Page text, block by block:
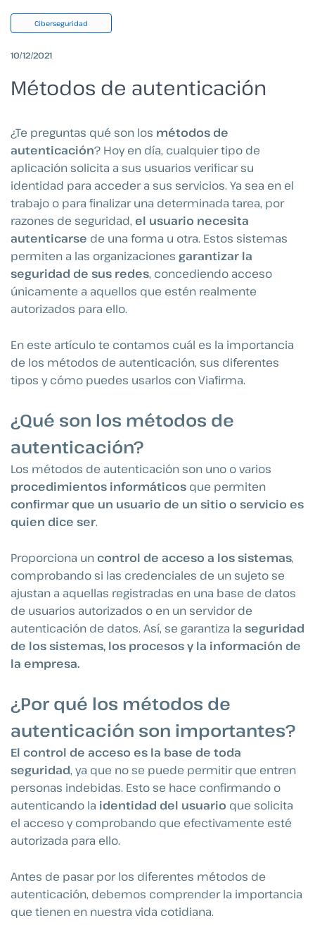
Ciberseguridad
10/12/2021
Métodos de autenticación
¿Te preguntas qué son los métodos de
autenticación? Hoy en día, cualquier tipo de
aplicación solicita a sus usuarios verificar su
identidad para acceder a sus servicios. Ya sea en el
trabajo o para finalizar una determinada tarea, por
razones de seguridad, el usuario necesita
autenticarse de una forma u otra. Estos sistemas
permiten a las organizaciones garantizar la
seguridad de sus redes, concediendo acceso
únicamente a aquellos que estén realmente
autorizados para ello.
En este artículo te contamos cuál es la importancia
de los métodos de autenticación, sus diferentes
tipos y cómo puedes usarlos con Viafirma.
¿Qué son los métodos de
autenticación?
Los métodos de autenticación son uno o varios
procedimientos informáticos que permiten
confirmar que un usuario de un sitio o servicio es
quien dice ser.
Proporciona un control de acceso a los sistemas,
comprobando si las credenciales de un sujeto se
ajustan a aquellas registradas en una base de datos
de usuarios autorizados o en un servidor de
autenticación de datos. Así, se garantiza la seguridad
de los sistemas, los procesos y la información de
la empresa.
¿Por qué los métodos de
autenticación son importantes?
El control de acceso es la base de toda
seguridad, ya que no se puede permitir que entren
personas indebidas. Esto se hace confirmando o
autenticando la identidad del usuario que solicita
el acceso y comprobando que efectivamente esté
autorizada para ello.
Antes de pasar por los diferentes métodos de
autenticación, debemos comprender la importancia
que tienen en nuestra vida cotidiana.